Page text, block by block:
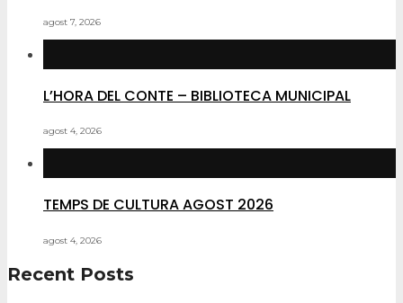
agost 7, 2026
L’HORA DEL CONTE – BIBLIOTECA MUNICIPAL
agost 4, 2026
TEMPS DE CULTURA AGOST 2026
agost 4, 2026
Recent Posts